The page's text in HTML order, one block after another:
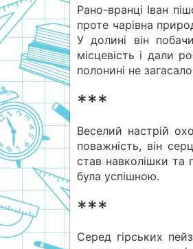
Рано-вранці Іван
проте чарівна
У долині він
місцевість і дали
полонині не
***
Веселий настрій
поважність, він
став навколішки та
була успішною.
***
Серед гірських